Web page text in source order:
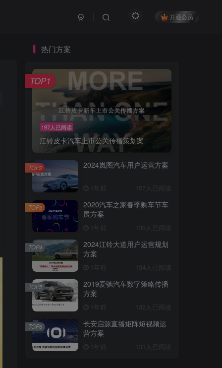
开通会员
热门方案
197人已阅读
江铃皮卡汽车上市公关传播策划案
TOP1
2024岚图汽车用户运营方案
1年前 157人已阅读
TOP2
2020汽车之家春季购车节车
展方案
1年前 136人已阅读
TOP3
2024江铃大道用户运营规划
方案
1年前 134人已阅读
TOP4
2019爱驰汽车数字策略传播
方案
1年前 132人已阅读
TOP5
长安启源直播矩阵短视频运
营方案
1年前 131人已阅读
TOP6